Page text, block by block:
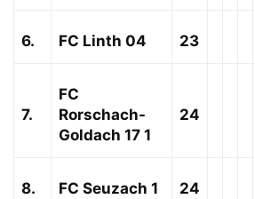
6. FC Linth 04 23
7.
FC
Rorschach-
Goldach 17 1
24
8. FC Seuzach 1 24